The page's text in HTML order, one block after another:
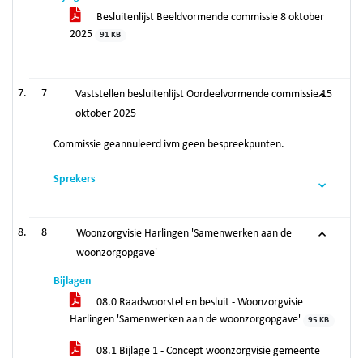
Besluitenlijst Beeldvormende commissie 8 oktober
2025
91 KB
7
Vaststellen besluitenlijst Oordeelvormende commissie 15
oktober 2025
Commissie geannuleerd ivm geen bespreekpunten.
Sprekers
8
Woonzorgvisie Harlingen 'Samenwerken aan de
woonzorgopgave'
Bijlagen
08.0 Raadsvoorstel en besluit - Woonzorgvisie
Harlingen 'Samenwerken aan de woonzorgopgave'
95 KB
08.1 Bijlage 1 - Concept woonzorgvisie gemeente